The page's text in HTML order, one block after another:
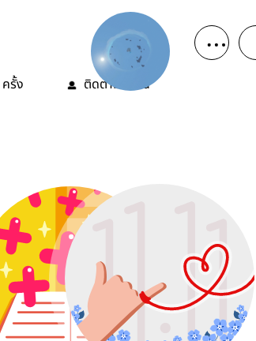
ครั้ง ติดตาม คน